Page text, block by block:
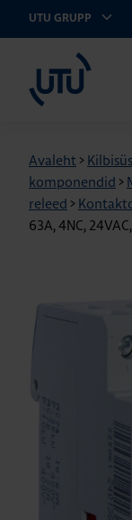
UTU GRUPP
Avaleht >
komponendid >
releed >
63A, 4NC,